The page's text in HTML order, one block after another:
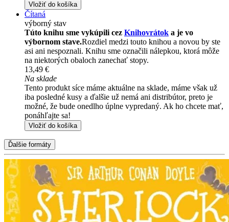
Vložiť do košíka
Čítaná
výborný stav
Túto knihu sme vykúpili cez Knihovrátok a je vo
výbornom stave.Rozdiel medzi touto knihou a novou by ste
asi ani nespoznali. Knihu sme označili nálepkou, ktorá môže
na niektorých obaloch zanechať stopy.
13,49 €
Na sklade
Tento produkt síce máme aktuálne na sklade, máme však už
iba posledné kusy a ďalšie už nemá ani distribútor, preto je
možné, že bude onedlho úplne vypredaný. Ak ho chcete mať,
ponáhľajte sa!
Vložiť do košíka
Ďalšie formáty